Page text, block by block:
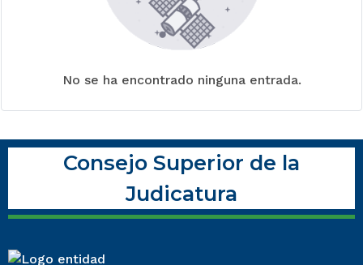
No se ha encontrado ninguna entrada.
Consejo Superior de la
Judicatura